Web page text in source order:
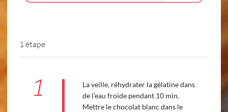
1 étape
1
La veille, réhydrater la gélatine dans
de l'eau froide pendant 10 min.
Mettre le chocolat blanc dans le